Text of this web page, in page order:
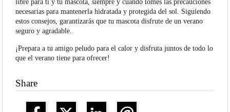
libre para ti y tu mascota, siempre y cuando tomes las precauciones
necesarias para mantenerla hidratada y protegida del sol. Siguiendo
estos consejos, garantizarás que tu mascota disfrute de un verano
seguro y agradable.
¡Prepara a tu amigo peludo para el calor y disfruta juntos de todo lo
que el verano tiene para ofrecer!
Share